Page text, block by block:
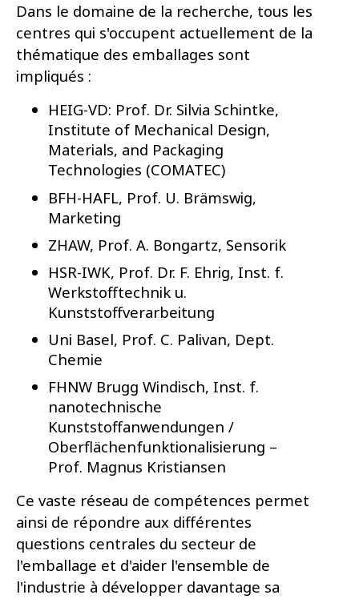
Dans le domaine de la recherche, tous les
centres qui s'occupent actuellement de la
thématique des emballages sont
impliqués :
HEIG-VD: Prof. Dr. Silvia Schintke,
Institute of Mechanical Design,
Materials, and Packaging
Technologies (COMATEC)
BFH-HAFL, Prof. U. Brämswig,
Marketing
ZHAW, Prof. A. Bongartz, Sensorik
HSR-IWK, Prof. Dr. F. Ehrig, Inst. f.
Werkstofftechnik u.
Kunststoffverarbeitung
Uni Basel, Prof. C. Palivan, Dept.
Chemie
FHNW Brugg Windisch, Inst. f.
nanotechnische
Kunststoffanwendungen /
Oberflächenfunktionalisierung –
Prof. Magnus Kristiansen
Ce vaste réseau de compétences permet
ainsi de répondre aux différentes
questions centrales du secteur de
l'emballage et d'aider l'ensemble de
l'industrie à développer davantage sa